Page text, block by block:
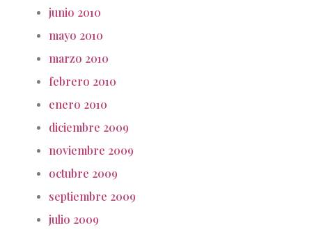
junio 2010
mayo 2010
marzo 2010
febrero 2010
enero 2010
diciembre 2009
noviembre 2009
octubre 2009
septiembre 2009
julio 2009